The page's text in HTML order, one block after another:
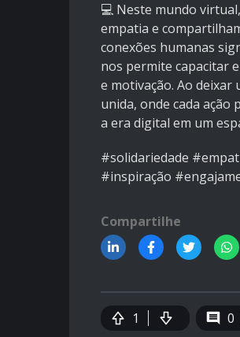
💻 Neste mundo
empatia e
conexões humanas
nos permite capacitar
e motivação. Ao
unida, onde cada
a era digital em um
#solidariedade
#inspiração
Compartilhe
1 0